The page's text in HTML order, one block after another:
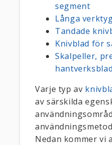
segment
Långa
Tandade
Knivblad för
Skalpeller,
hantverksblad
Varje typ av
av särskilda
Nedan kommer vi